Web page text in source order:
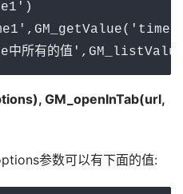
所有的值
GM_openInTab(url,
参数可以有下面的值: